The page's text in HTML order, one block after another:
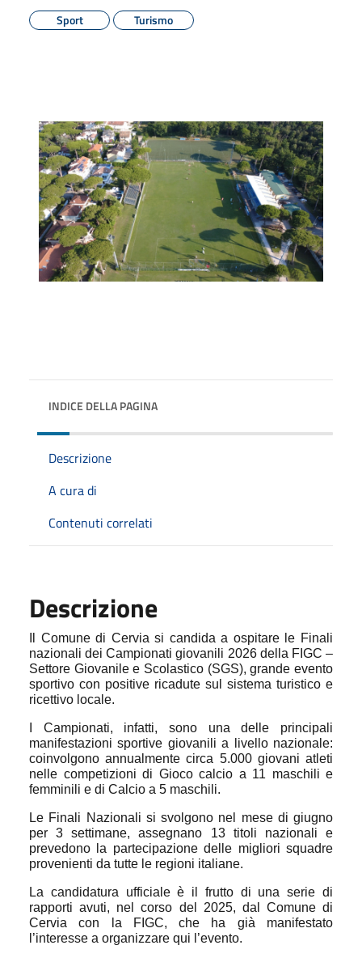
Sport
Turismo
INDICE DELLA PAGINA
Descrizione
A cura di
Contenuti correlati
Descrizione
Il Comune di Cervia si candida a ospitare le Finali
nazionali dei Campionati giovanili 2026 della FIGC –
Settore Giovanile e Scolastico (SGS), grande evento
sportivo con positive ricadute sul sistema turistico e
ricettivo locale.
I Campionati, infatti, sono una delle principali
manifestazioni sportive giovanili a livello nazionale:
coinvolgono annualmente circa 5.000 giovani atleti
nelle competizioni di Gioco calcio a 11 maschili e
femminili e di Calcio a 5 maschili.
Le Finali Nazionali si svolgono nel mese di giugno
per 3 settimane, assegnano 13 titoli nazionali e
prevedono la partecipazione delle migliori squadre
provenienti da tutte le regioni italiane.
La candidatura ufficiale è il frutto di una serie di
rapporti avuti, nel corso del 2025, dal Comune di
Cervia con la FIGC, che ha già manifestato
l’interesse a organizzare qui l’evento.